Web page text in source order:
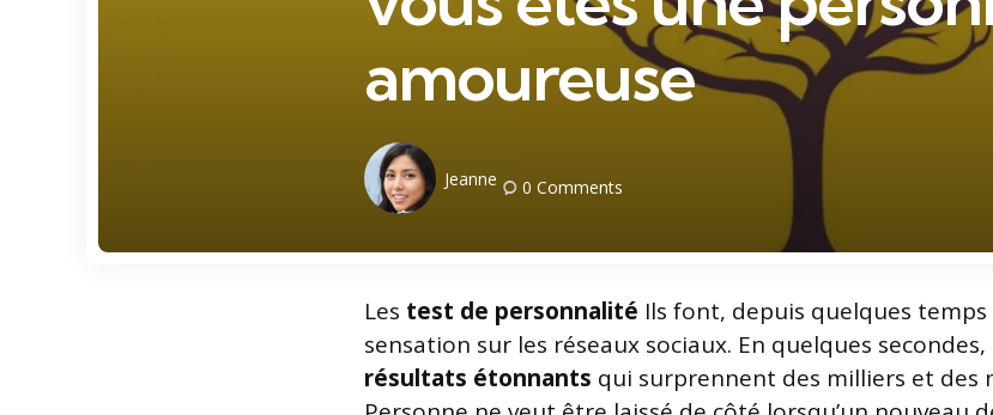
amoureuse
Posted
Jeanne 0 Comments
Les test de personnalité Ils font, depuis quelques
sensation sur les réseaux sociaux. En quelques
résultats étonnants qui surprennent des milliers et des